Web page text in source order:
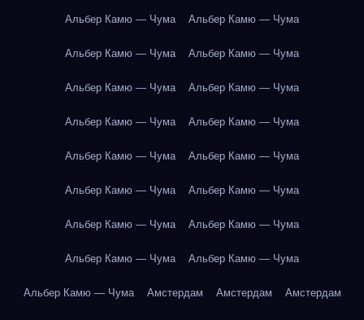
Альбер Камю — Чума Альбер Камю — Чума
Альбер Камю — Чума Альбер Камю — Чума
Альбер Камю — Чума Альбер Камю — Чума
Альбер Камю — Чума Альбер Камю — Чума
Альбер Камю — Чума Альбер Камю — Чума
Альбер Камю — Чума Альбер Камю — Чума
Альбер Камю — Чума Альбер Камю — Чума
Альбер Камю — Чума Альбер Камю — Чума
Альбер Камю — Чума Амстердам Амстердам Амстердам